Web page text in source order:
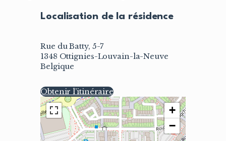
Localisation de la résidence
Rue du Batty, 5-7
1348 Ottignies-Louvain-la-Neuve
Belgique
Obtenir l’itinéraire
+
−